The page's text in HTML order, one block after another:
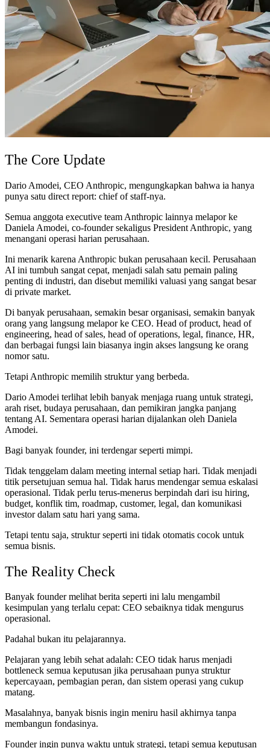
The Core Update
Dario Amodei, CEO Anthropic, mengungkapkan bahwa ia hanya
punya satu direct report: chief of staff-nya.
Semua anggota executive team Anthropic lainnya melapor ke
Daniela Amodei, co-founder sekaligus President Anthropic, yang
menangani operasi harian perusahaan.
Ini menarik karena Anthropic bukan perusahaan kecil. Perusahaan
AI ini tumbuh sangat cepat, menjadi salah satu pemain paling
penting di industri, dan disebut memiliki valuasi yang sangat besar
di private market.
Di banyak perusahaan, semakin besar organisasi, semakin banyak
orang yang langsung melapor ke CEO. Head of product, head of
engineering, head of sales, head of operations, legal, finance, HR,
dan berbagai fungsi lain biasanya ingin akses langsung ke orang
nomor satu.
Tetapi Anthropic memilih struktur yang berbeda.
Dario Amodei terlihat lebih banyak menjaga ruang untuk strategi,
arah riset, budaya perusahaan, dan pemikiran jangka panjang
tentang AI. Sementara operasi harian dijalankan oleh Daniela
Amodei.
Bagi banyak founder, ini terdengar seperti mimpi.
Tidak tenggelam dalam meeting internal setiap hari. Tidak menjadi
titik persetujuan semua hal. Tidak harus mendengar semua eskalasi
operasional. Tidak perlu terus-menerus berpindah dari isu hiring,
budget, konflik tim, roadmap, customer, legal, dan komunikasi
investor dalam satu hari yang sama.
Tetapi tentu saja, struktur seperti ini tidak otomatis cocok untuk
semua bisnis.
The Reality Check
Banyak founder melihat berita seperti ini lalu mengambil
kesimpulan yang terlalu cepat: CEO sebaiknya tidak mengurus
operasional.
Padahal bukan itu pelajarannya.
Pelajaran yang lebih sehat adalah: CEO tidak harus menjadi
bottleneck semua keputusan jika perusahaan punya struktur
kepercayaan, pembagian peran, dan sistem operasi yang cukup
matang.
Masalahnya, banyak bisnis ingin meniru hasil akhirnya tanpa
membangun fondasinya.
Founder ingin punya waktu untuk strategi, tetapi semua keputusan